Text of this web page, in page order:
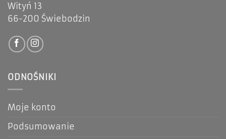
Wityń 13
66-200 Świebodzin
ODNOŚNIKI
Moje konto
Podsumowanie